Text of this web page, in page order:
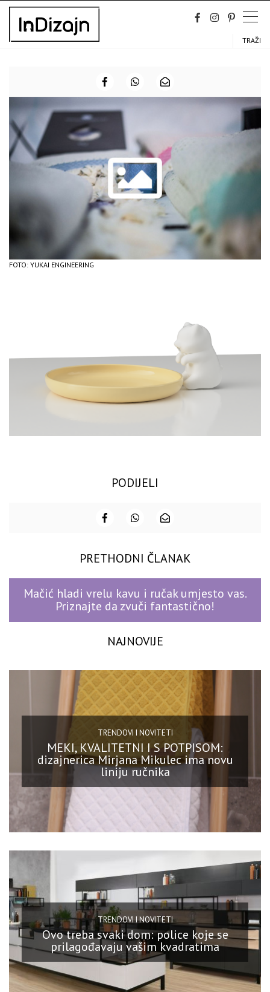
Skip
content
TRAŽI
FOTO: YUKAI ENGINEERING
PODIJELI
PRETHODNI ČLANAK
Mačić hladi vrelu kavu i ručak umjesto vas.
Priznajte da zvuči fantastično!
NAJNOVIJE
TRENDOVI I NOVITETI
MEKI, KVALITETNI I S POTPISOM:
dizajnerica Mirjana Mikulec ima novu
liniju ručnika
TRENDOVI I NOVITETI
Ovo treba svaki dom: police koje se
prilagođavaju vašim kvadratima